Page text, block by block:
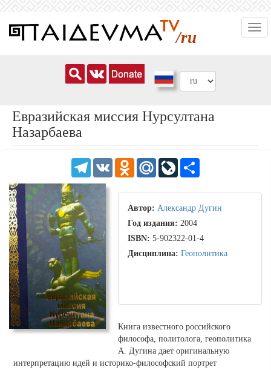
основному
/ru
Евразийская миссия Нурсултана
Назарбаева
TelegramVK Odnoklassniki
Mail.Ru LiveJournal
Автор: Александр Дугин
Год издания: 2004
ISBN: 5-902322-01-4
Дисциплина: Геополитика
Книга известного российского
философа, политолога, геополитика
А. Дугина дает оригинальную
интерпретацию идей и историко-философский портрет